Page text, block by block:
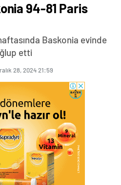
94-81 Paris
Baskonia evinde
etti
28, 2024 21:59